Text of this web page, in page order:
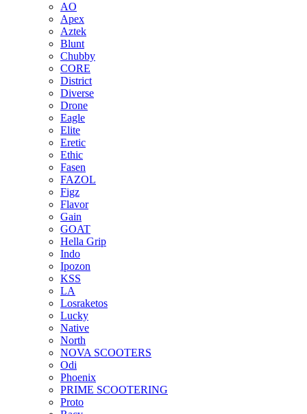
AO
Apex
Aztek
Blunt
Chubby
CORE
District
Diverse
Drone
Eagle
Elite
Eretic
Ethic
Fasen
FAZOL
Figz
Flavor
Gain
GOAT
Hella Grip
Indo
Ipozon
KSS
LA
Losraketos
Lucky
Native
North
NOVA SCOOTERS
Odi
Phoenix
PRIME SCOOTERING
Proto